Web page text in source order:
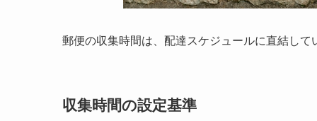
郵便の収集時間は、配達スケジュールに直結して
収集時間の設定基準